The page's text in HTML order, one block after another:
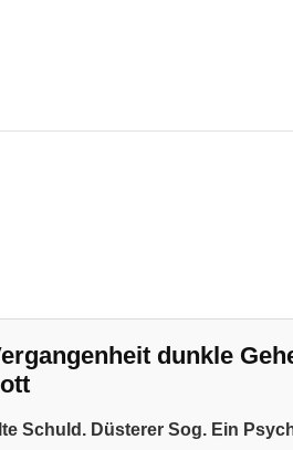
dunkle
Schuld. Düsterer Sog. Ein